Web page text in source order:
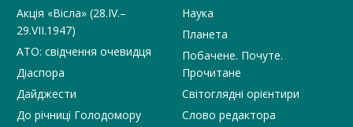
Акція «Вісла» (28.IV.–
29.VII.1947)
АТО: свідчення очевидця
Діаспора
Дайджести
До річниці Голодомору
Наука
Планета
Побачене. Почуте.
Прочитане
Світоглядні орієнтири
Слово редактора